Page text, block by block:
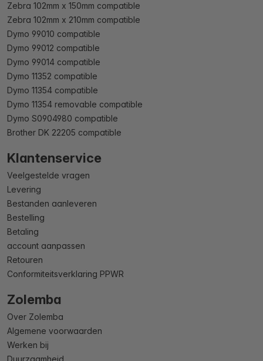
Zebra 102mm x 150mm compatible
Zebra 102mm x 210mm compatible
Dymo 99010 compatible
Dymo 99012 compatible
Dymo 99014 compatible
Dymo 11352 compatible
Dymo 11354 compatible
Dymo 11354 removable compatible
Dymo S0904980 compatible
Brother DK 22205 compatible
Klantenservice
Veelgestelde vragen
Levering
Bestanden aanleveren
Bestelling
Betaling
account aanpassen
Retouren
Conformiteitsverklaring PPWR
Zolemba
Over Zolemba
Algemene voorwaarden
Werken bij
Duurzaamheid